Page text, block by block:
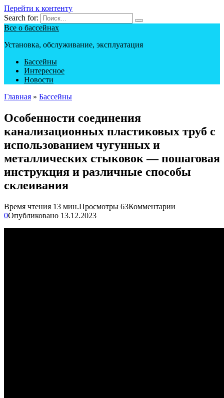
Перейти к контенту
Search for:
Все о бассейнах
Установка, обслуживание, эксплуатация
Бассейны
Интересное
Новости
Главная » Бассейны
Особенности соединения
канализационных пластиковых труб с
использованием чугунных и
металлических стыковок — пошаговая
инструкция и различные способы
склеивания
Время чтения 13 мин.Просмотры 63Комментарии
0Опубликовано 13.12.2023